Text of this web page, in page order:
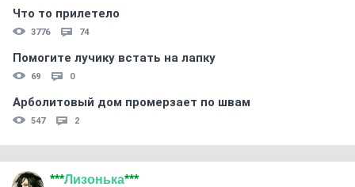
Что то прилетело
3776 74
Помогите лучику встать на лапку
69 0
Арболитовый дом промерзает по швам
547 2
***Лизонька***